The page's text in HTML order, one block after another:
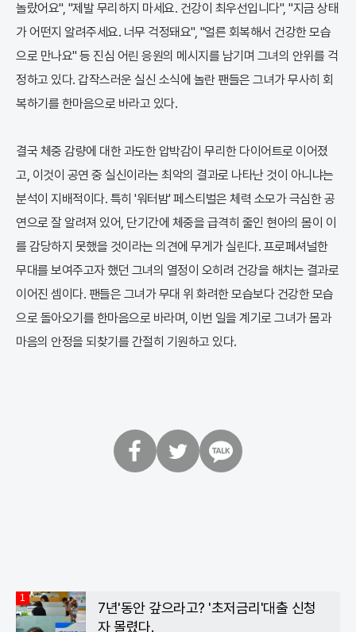
놀랐어요", "제발 무리하지 마세요. 건강이 최우선입니다", "지금 상태
가 어떤지 알려주세요. 너무 걱정돼요", "얼른 회복해서 건강한 모습
으로 만나요" 등 진심 어린 응원의 메시지를 남기며 그녀의 안위를 걱
정하고 있다. 갑작스러운 실신 소식에 놀란 팬들은 그녀가 무사히 회
복하기를 한마음으로 바라고 있다.
결국 체중 감량에 대한 과도한 압박감이 무리한 다이어트로 이어졌
고, 이것이 공연 중 실신이라는 최악의 결과로 나타난 것이 아니냐는
분석이 지배적이다. 특히 '워터밤' 페스티벌은 체력 소모가 극심한 공
연으로 잘 알려져 있어, 단기간에 체중을 급격히 줄인 현아의 몸이 이
를 감당하지 못했을 것이라는 의견에 무게가 실린다. 프로페셔널한
무대를 보여주고자 했던 그녀의 열정이 오히려 건강을 해치는 결과로
이어진 셈이다. 팬들은 그녀가 무대 위 화려한 모습보다 건강한 모습
으로 돌아오기를 한마음으로 바라며, 이번 일을 계기로 그녀가 몸과
마음의 안정을 되찾기를 간절히 기원하고 있다.
1
7년'동안 갚으라고? '초저금리'대출 신청
자 몰렸다.